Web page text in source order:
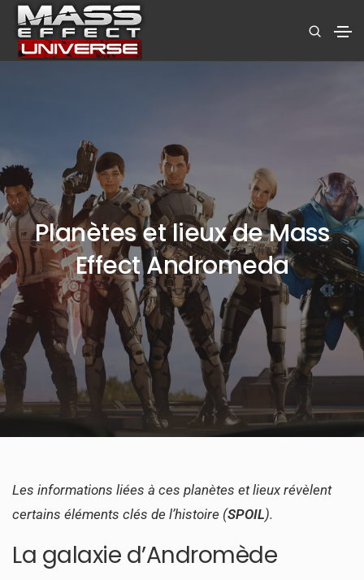
Planètes et lieux de Mass
Effect Andromeda
Les informations liées à ces planètes et lieux révèlent
certains éléments clés de l’histoire (SPOIL).
La galaxie d’Andromède